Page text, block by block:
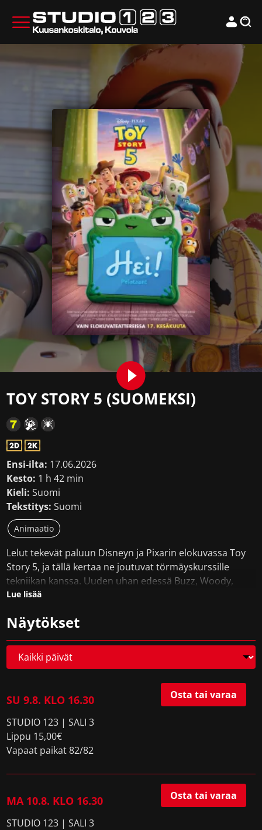
TOY STORY 5 (SUOMEKSI)
Ensi-ilta: 17.06.2026
Kesto: 1 h 42 min
Kieli: Suomi
Tekstitys: Suomi
Animaatio
Lelut tekevät paluun Disneyn ja Pixarin elokuvassa Toy
Story 5, ja tällä kertaa ne joutuvat törmäyskurssille
tekniikan kanssa. Uuden uhan edessä Buzz, Woody,
Jessie ja muu jengi joutuvat paiskimaan hommia monin
leikkiajasta. Elokuvan on ohjannut Andrew Stanton
apulaisohjaajanaan Kenna Harris ja tuottanut Lindsey
Collins, ja se saa ensi-iltansa elokuvateattereissa kesällä
2026.
Ohjaaja:Andrew Stanton, Kenna Harris
Lue lisää
Näytökset
SU 9.8. KLO 16.30
STUDIO 123 | SALI 3
Lippu 15,00€
Vapaat paikat 82/82
Osta tai varaa
MA 10.8. KLO 16.30
STUDIO 123 | SALI 3
Osta tai varaa